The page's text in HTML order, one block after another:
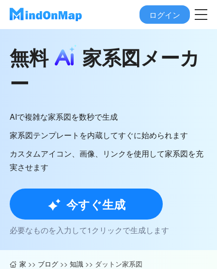
ログイン
無料
家系図メーカ
ー
AIで複雑な家系図を数秒で生成
家系図テンプレートを内蔵してすぐに始められます
カスタムアイコン、画像、リンクを使用して家系図を充
実させます
今すぐ生成
必要なものを入力して1クリックで生成します
家 >> ブログ >> 知識 >> ダットン家系図